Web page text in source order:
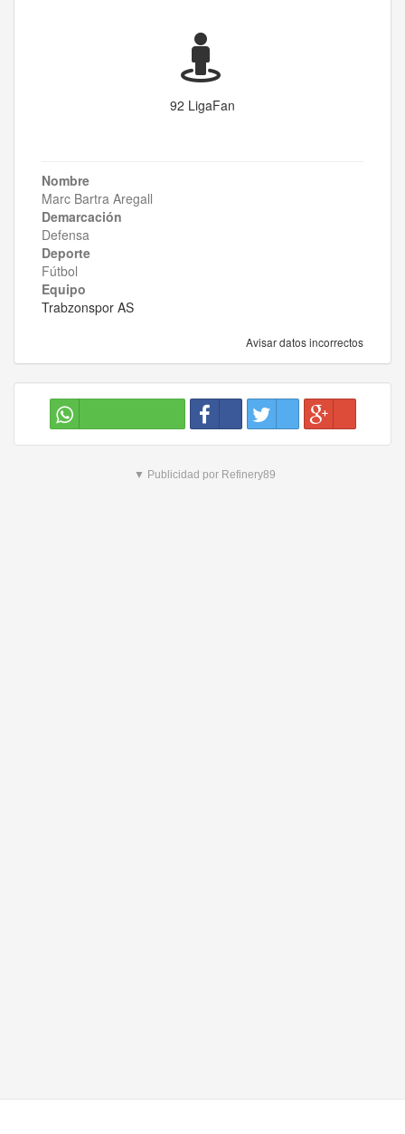
92 LigaFan
Nombre
Marc Bartra Aregall
Demarcación
Defensa
Deporte
Fútbol
Equipo
Trabzonspor AS
Avisar datos incorrectos
▼ Publicidad por Refinery89